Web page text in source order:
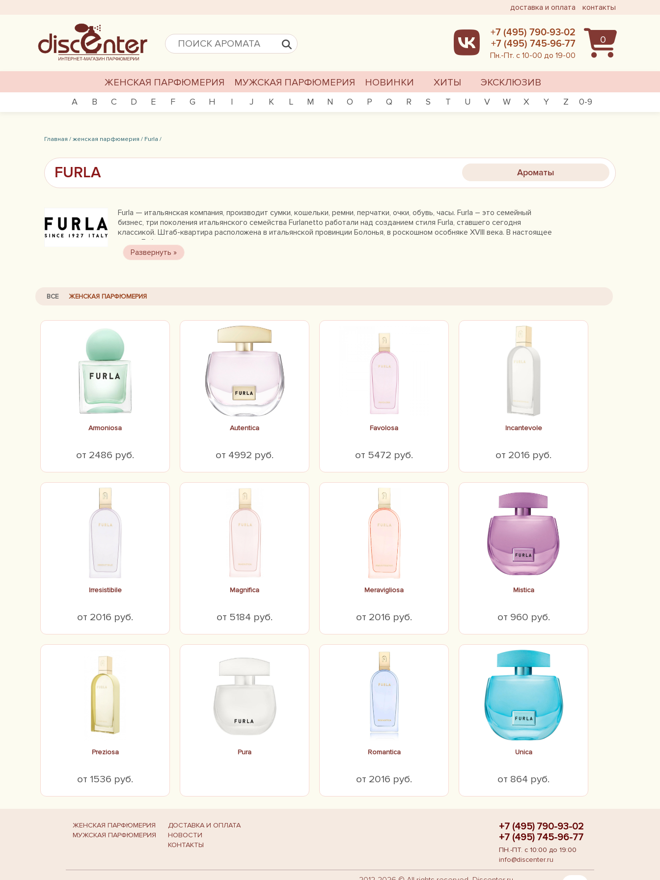
доставка и оплата контакты
0
+7 (495) 790-93-02
+7 (495) 745-96-77
Пн.-Пт. с 10-00 до 19-00
ЖЕНСКАЯ ПАРФЮМЕРИЯ МУЖСКАЯ ПАРФЮМЕРИЯ НОВИНКИ ХИТЫ ЭКСКЛЮЗИВ
A B C D E F G H I J K L M N O P Q R S T U V W X Y Z 0-9
Главная /женская парфюмерия / Furla /
FURLA Ароматы
Furla — итальянская компания, производит сумки, кошельки, ремни, перчатки, очки, обувь, часы. Furla – это семейный
бизнес, три поколения итальянского семейства Furlanetto работали над созданием стиля Furla, ставшего сегодня
классикой. Штаб-квартира расположена в итальянской провинции Болонья, в роскошном особняке XVIII века. В настоящее
время Furla предоставила лицензию на производство ароматов, что открывает новые возможности для демонстрации
своего первоклассного мастерства и уникальной эстетики дизайна.
ВСЕ ЖЕНСКАЯ ПАРФЮМЕРИЯ
Armoniosa
от 2486 руб.
Autentica
от 4992 руб.
Favolosa
от 5472 руб.
Incantevole
от 2016 руб.
Irresistibile
от 2016 руб.
Magnifica
от 5184 руб.
Meravigliosa
от 2016 руб.
Mistica
от 960 руб.
Preziosa
от 1536 руб.
Pura Romantica
от 2016 руб.
Unica
от 864 руб.
ЖЕНСКАЯ ПАРФЮМЕРИЯ
МУЖСКАЯ ПАРФЮМЕРИЯ
ДОСТАВКА И ОПЛАТА
НОВОСТИ
КОНТАКТЫ
+7 (495) 790-93-02
+7 (495) 745-96-77
ПН.-ПТ. с 10:00 до 19:00
info@discenter.ru